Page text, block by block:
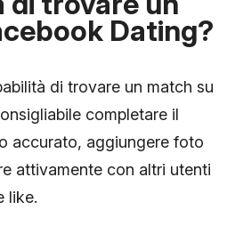
Dating?
di trovare un match su
completare il
accurato, aggiungere foto
attivamente con altri utenti
like.